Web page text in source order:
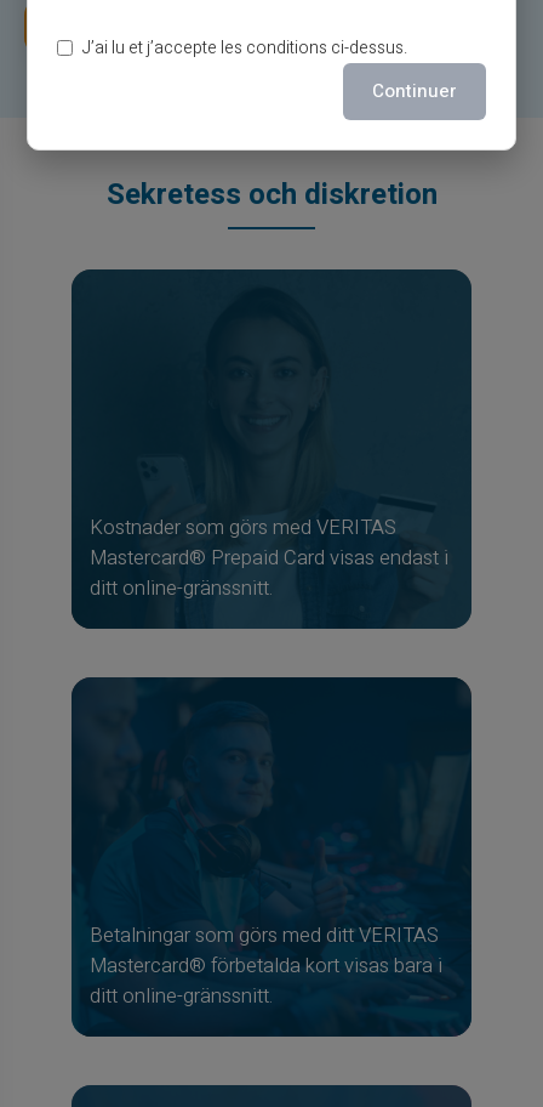
Sekretess och diskretion
Kostnader som görs med VERITAS
Mastercard® Prepaid Card visas endast i
ditt online-gränssnitt.
Betalningar som görs med ditt VERITAS
Mastercard® förbetalda kort visas bara i
ditt online-gränssnitt.
J’ai lu et j’accepte les conditions ci-dessus.
Continuer